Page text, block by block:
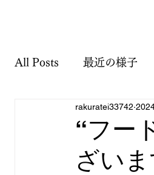
All Posts 最近の様子
“フー
ざい
rakuratei33742